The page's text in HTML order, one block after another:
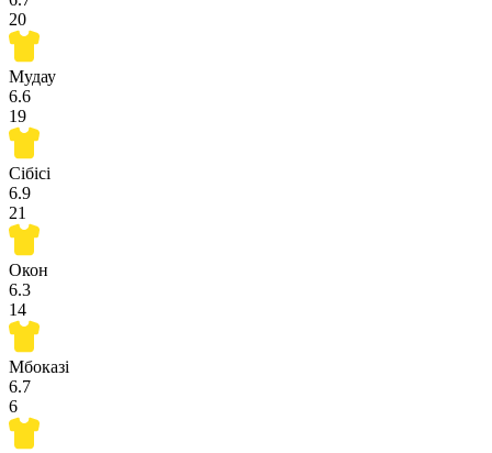
20
Мудау
6.6
19
Сібісі
6.9
21
Окон
6.3
14
Мбоказі
6.7
6